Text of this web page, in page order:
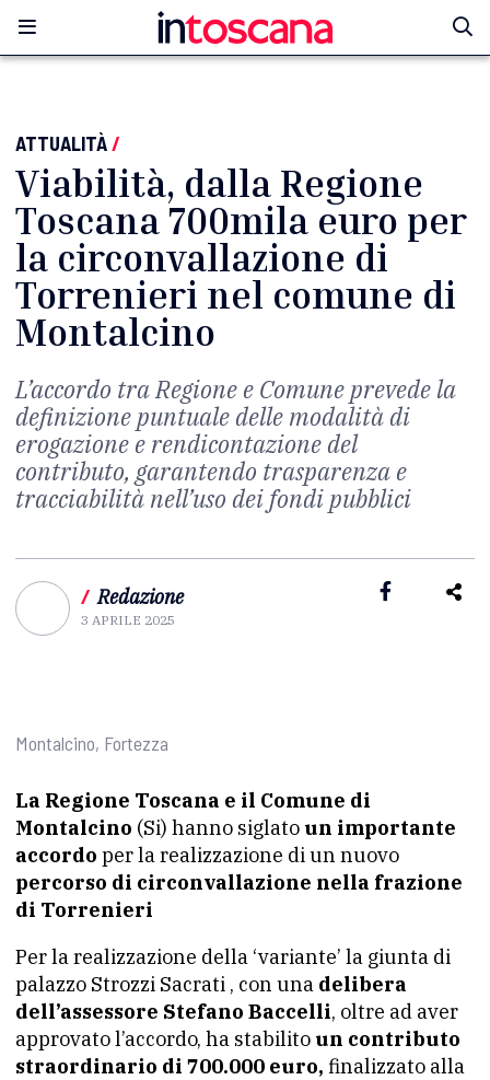
ATTUALITÀ/
Viabilità, dalla Regione
Toscana 700mila euro per
la circonvallazione di
Torrenieri nel comune di
Montalcino
L’accordo tra Regione e Comune prevede la
definizione puntuale delle modalità di
erogazione e rendicontazione del
contributo, garantendo trasparenza e
tracciabilità nell’uso dei fondi pubblici
/ Redazione
3 APRILE 2025
Montalcino, Fortezza
La Regione Toscana e il Comune di
Montalcino (Si) hanno siglato un importante
accordo per la realizzazione di un nuovo
percorso di circonvallazione nella frazione
di Torrenieri
Per la realizzazione della ‘variante’ la giunta di
palazzo Strozzi Sacrati , con una delibera
dell’assessore Stefano Baccelli, oltre ad aver
approvato l’accordo, ha stabilito un contributo
straordinario di 700.000 euro, finalizzato alla